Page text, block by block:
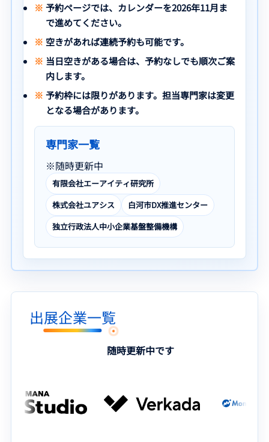
予約ページでは、カレンダーを2026年11月ま
で進めてください。
空きがあれば連続予約も可能です。
当日空きがある場合は、予約なしでも順次ご案
内します。
予約枠には限りがあります。担当専門家は変更
となる場合があります。
専門家一覧
※随時更新中
有限会社エーアイティ研究所
株式会社ユアシス
白河市DX推進センター
独立行政法人中小企業基盤整備機構
出展企業一覧
随時更新中です